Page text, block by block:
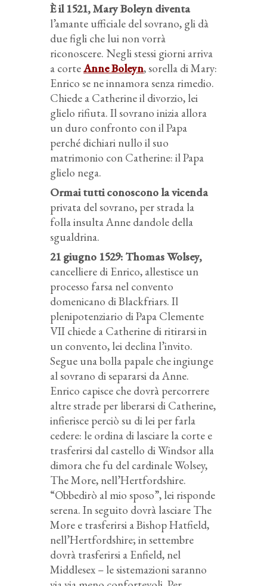
È il 1521, Mary Boleyn diventa
l’amante ufficiale del sovrano, gli dà
due figli che lui non vorrà
riconoscere. Negli stessi giorni arriva
a corteAnne Boleyn, sorella di Mary:
Enrico se ne innamora senza rimedio.
Chiede a Catherine il divorzio, lei
glielo rifiuta. Il sovrano inizia allora
un duro confronto con il Papa
perché dichiari nullo il suo
matrimonio con Catherine: il Papa
glielo nega.
Ormai tutti conoscono la vicenda
privata del sovrano, per strada la
folla insulta Anne dandole della
sgualdrina.
21 giugno 1529: Thomas Wolsey,
cancelliere di Enrico, allestisce un
processo farsa nel convento
domenicano di Blackfriars. Il
plenipotenziario di Papa Clemente
VII chiede a Catherine di ritirarsi in
un convento, lei declina l’invito.
Segue una bolla papale che ingiunge
al sovrano di separarsi da Anne.
Enrico capisce che dovrà percorrere
altre strade per liberarsi di Catherine,
infierisce perciò su di lei per farla
cedere: le ordina di lasciare la corte e
trasferirsi dal castello di Windsor alla
dimora che fu del cardinale Wolsey,
The More, nell’Hertfordshire.
“Obbedirò al mio sposo”, lei risponde
serena. In seguito dovrà lasciare The
More e trasferirsi a Bishop Hatfield,
nell’Hertfordshire; in settembre
dovrà trasferirsi a Enfield, nel
Middlesex – le sistemazioni saranno